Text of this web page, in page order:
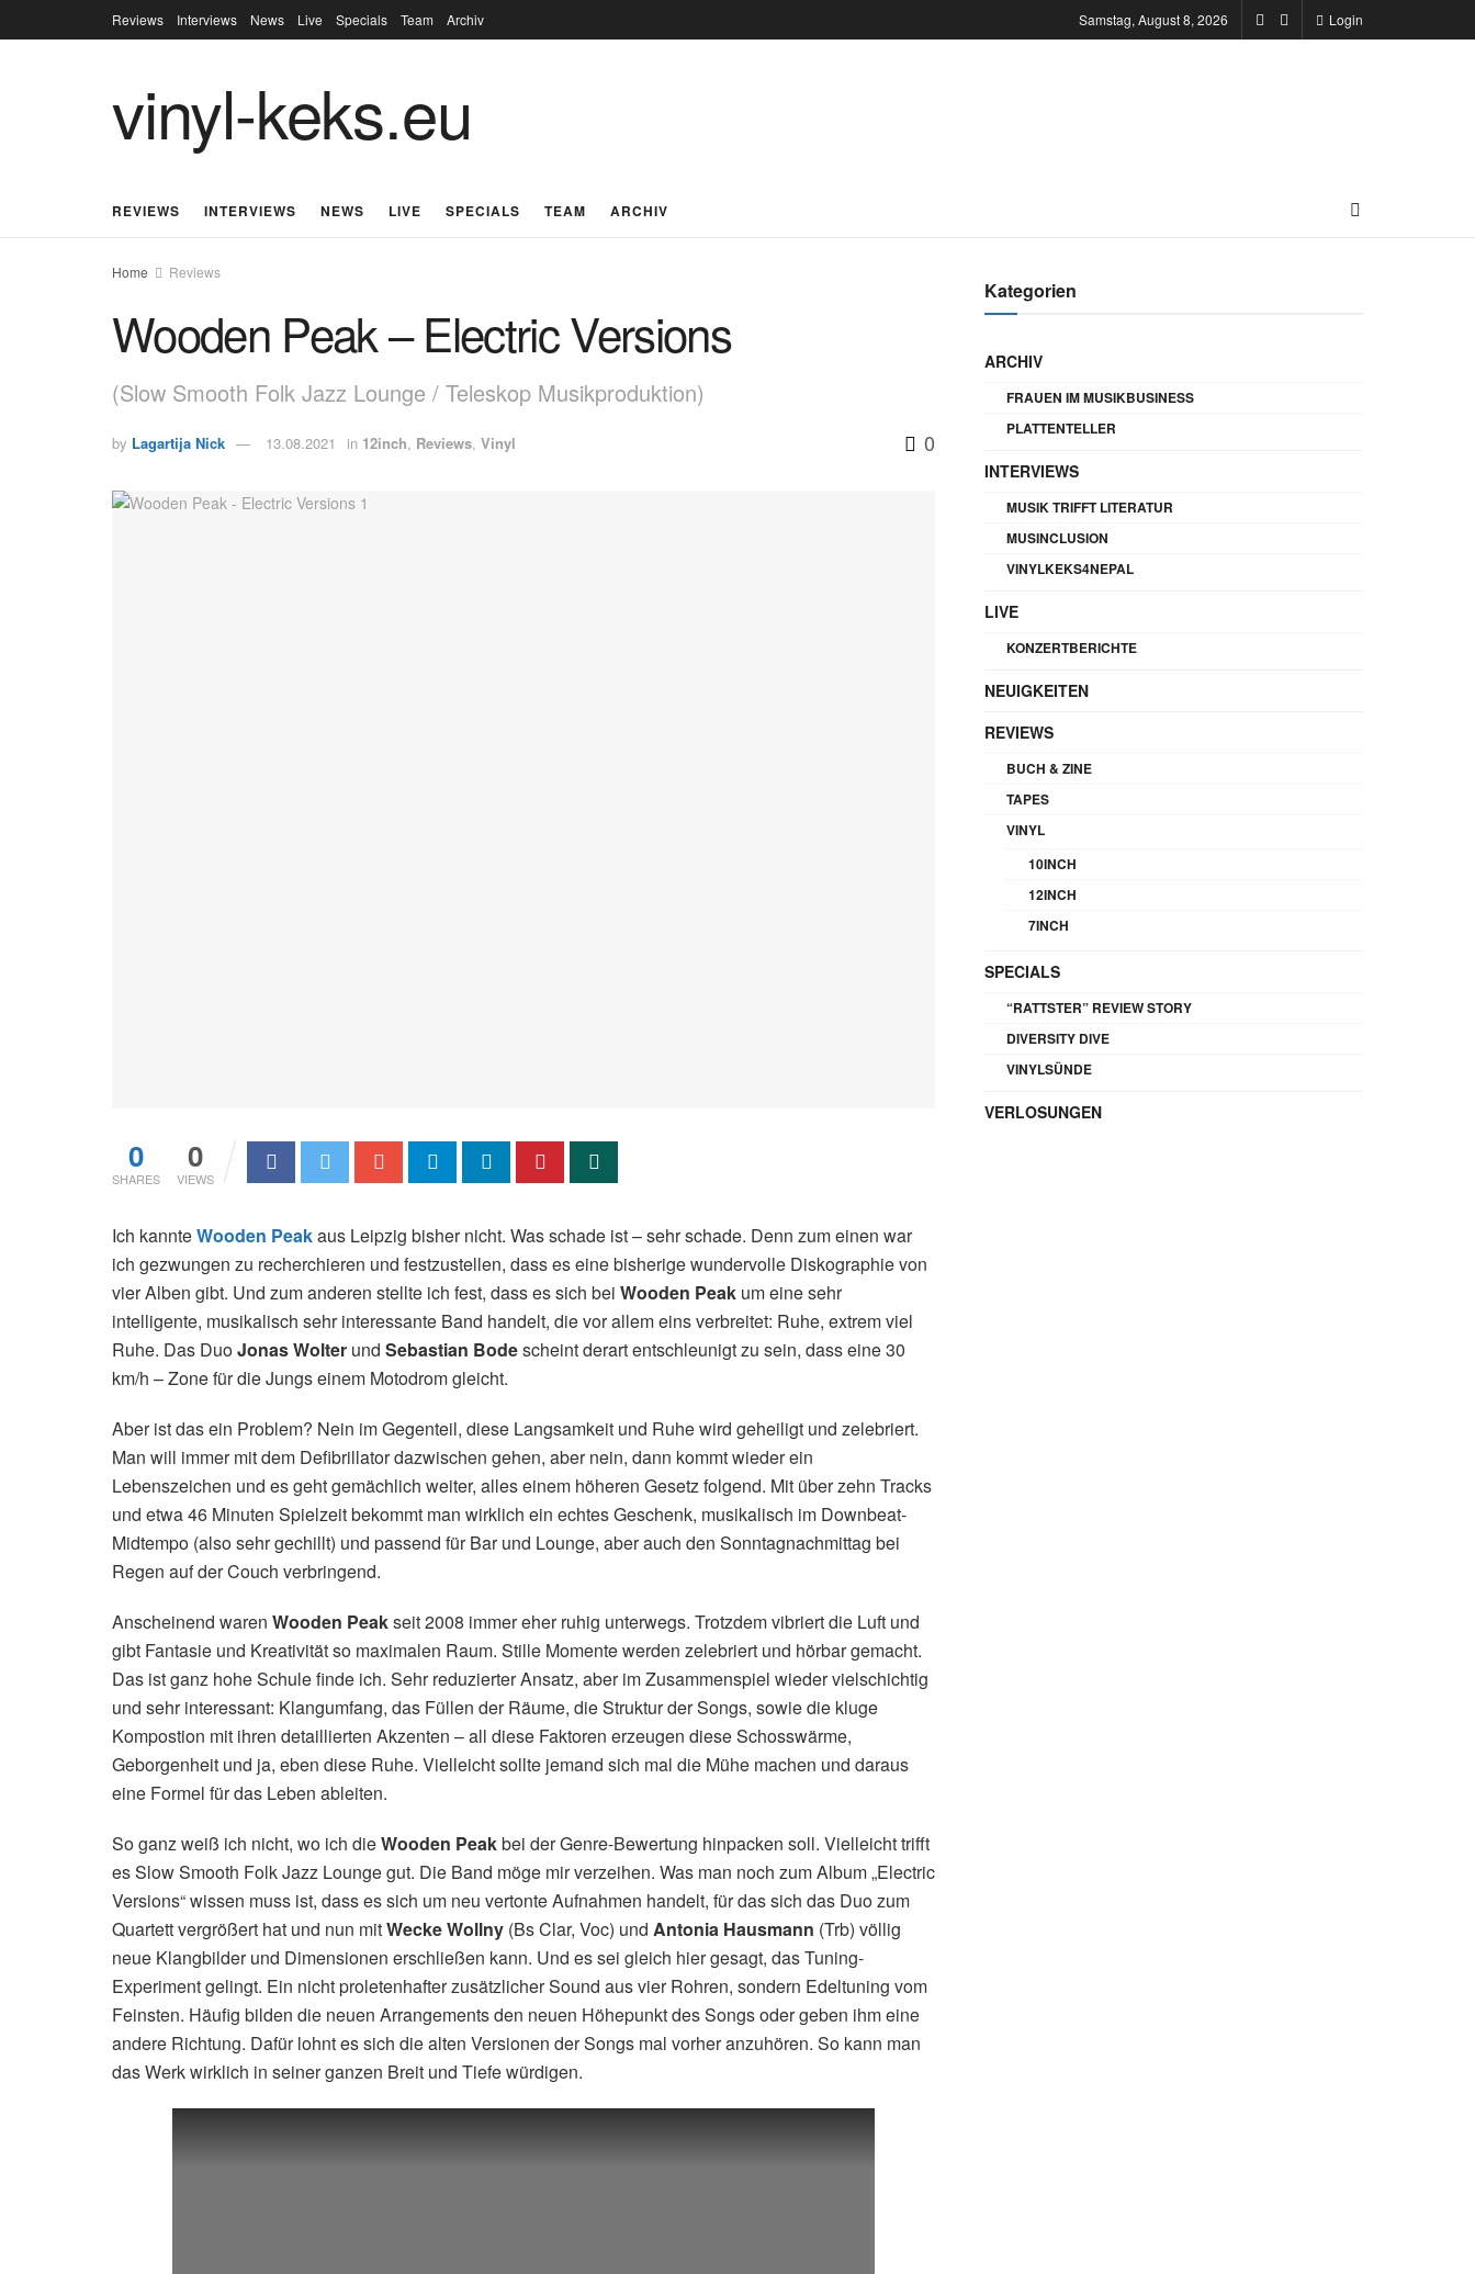
Reviews Interviews News Live Specials Team Archiv Samstag, August 8, 2026 Login
vinyl-keks.eu
REVIEWS INTERVIEWS NEWS LIVE SPECIALS TEAM ARCHIV
Home Reviews
Wooden Peak – Electric Versions
(Slow Smooth Folk Jazz Lounge / Teleskop Musikproduktion)
by Lagartija Nick 13.08.2021 in 12inch, Reviews, Vinyl 0
0
SHARES
0
VIEWS
Ich kannteWooden Peakaus Leipzig bisher nicht. Was schade ist – sehr schade. Denn zum einen war
ich gezwungen zu recherchieren und festzustellen, dass es eine bisherige wundervolle Diskographie von
vier Alben gibt. Und zum anderen stellte ich fest, dass es sich bei Wooden Peak um eine sehr
intelligente, musikalisch sehr interessante Band handelt, die vor allem eins verbreitet: Ruhe, extrem viel
Ruhe. Das DuoJonas Wolter und Sebastian Bodescheint derart entschleunigt zu sein, dass eine 30
km/h – Zone für die Jungs einem Motodrom gleicht.
Aber ist das ein Problem? Nein im Gegenteil, diese Langsamkeit und Ruhe wird geheiligt und zelebriert.
Man will immer mit dem Defibrillator dazwischen gehen, aber nein, dann kommt wieder ein
Lebenszeichen und es geht gemächlich weiter, alles einem höheren Gesetz folgend. Mit über zehn Tracks
und etwa 46 Minuten Spielzeit bekommt man wirklich ein echtes Geschenk, musikalisch im Downbeat-
Midtempo (also sehr gechillt) und passend für Bar und Lounge, aber auch den Sonntagnachmittag bei
Regen auf der Couch verbringend.
Anscheinend waren Wooden Peakseit 2008 immer eher ruhig unterwegs. Trotzdem vibriert die Luft und
gibt Fantasie und Kreativität so maximalen Raum. Stille Momente werden zelebriert und hörbar gemacht.
Das ist ganz hohe Schule finde ich. Sehr reduzierter Ansatz, aber im Zusammenspiel wieder vielschichtig
und sehr interessant: Klangumfang, das Füllen der Räume, die Struktur der Songs, sowie die kluge
Kompostion mit ihren detaillierten Akzenten – all diese Faktoren erzeugen diese Schosswärme,
Geborgenheit und ja, eben diese Ruhe. Vielleicht sollte jemand sich mal die Mühe machen und daraus
eine Formel für das Leben ableiten.
So ganz weiß ich nicht, wo ich dieWooden Peakbei der Genre-Bewertung hinpacken soll. Vielleicht trifft
es Slow Smooth Folk Jazz Lounge gut. Die Band möge mir verzeihen. Was man noch zum Album „Electric
Versions“ wissen muss ist, dass es sich um neu vertonte Aufnahmen handelt, für das sich das Duo zum
Quartett vergrößert hat und nun mitWecke Wollny (Bs Clar, Voc) und Antonia Hausmann (Trb) völlig
neue Klangbilder und Dimensionen erschließen kann. Und es sei gleich hier gesagt, das Tuning-
Experiment gelingt. Ein nicht proletenhafter zusätzlicher Sound aus vier Rohren, sondern Edeltuning vom
Feinsten. Häufig bilden die neuen Arrangements den neuen Höhepunkt des Songs oder geben ihm eine
andere Richtung. Dafür lohnt es sich die alten Versionen der Songs mal vorher anzuhören. So kann man
das Werk wirklich in seiner ganzen Breit und Tiefe würdigen.
Kategorien
ARCHIV
FRAUEN IM MUSIKBUSINESS
PLATTENTELLER
INTERVIEWS
MUSIK TRIFFT LITERATUR
MUSINCLUSION
VINYLKEKS4NEPAL
LIVE
KONZERTBERICHTE
NEUIGKEITEN
REVIEWS
BUCH & ZINE
TAPES
VINYL
10INCH
12INCH
7INCH
SPECIALS
“RATTSTER” REVIEW STORY
DIVERSITY DIVE
VINYLSÜNDE
VERLOSUNGEN